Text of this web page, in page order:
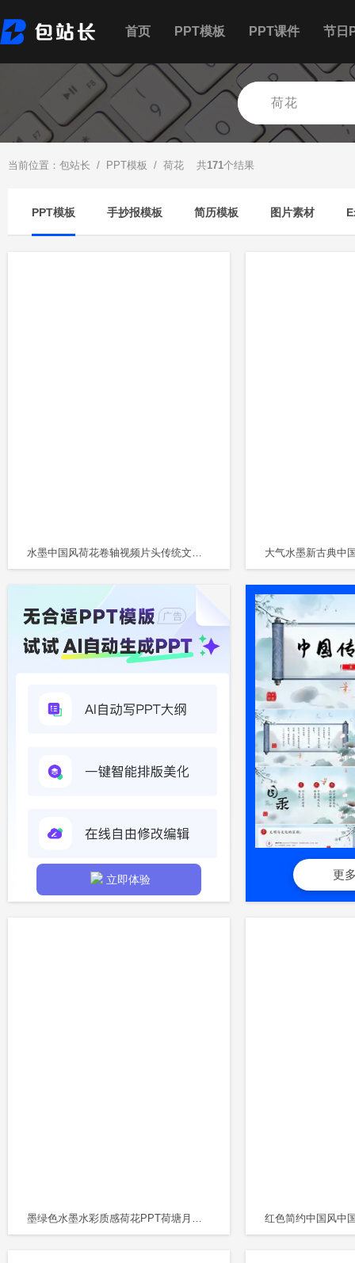
首页 PPT模板 PPT课件 节日
当前位置： 包站长 / PPT模板 / 荷花 共171个结果
PPT模板 手抄报模板 简历模板 图片素材
水墨中国风荷花卷轴视频片头传统文化第一讲全文案培训课件PPT中国传统文化
立即体验 更
墨绿色水墨水彩质感荷花PPT荷塘月色PPT